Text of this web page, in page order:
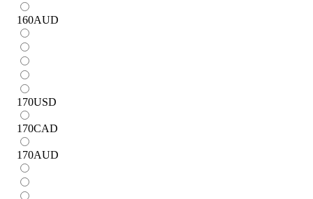
160AUD
170USD
170CAD
170AUD